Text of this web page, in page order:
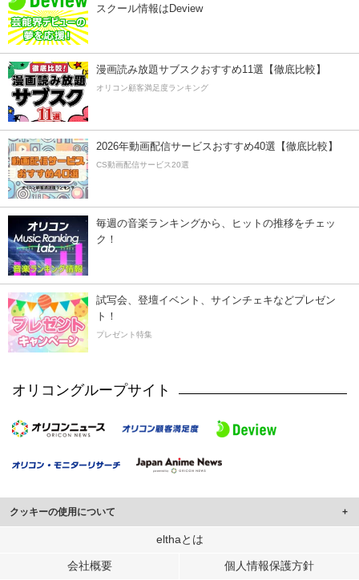
スクール情報はDeview
漫画読み放題サブスクおすすめ11選【徹底比較】
オリコン顧客満足度ランキング
2026年動画配信サービスおすすめ40選【徹底比較】
CS動画配信サービス20選
毎週の音楽ランキングから、ヒットの推移をチェッ
ク！
試写会、登壇イベント、サインチェキなどプレゼン
ト！
プレゼント特集
オリコングループサイト
クッキーの使用について
このサイトでは Cookie を使用して、ユーザーに合わせたコンテンツや広告の
行っています。
elthaとは
会社概要 個人情報保護方針